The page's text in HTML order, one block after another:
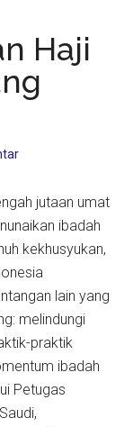
Haji
jutaan umat
ibadah
kekhusyukan,
lain yang
melindungi
praktik
ibadah
Petugas